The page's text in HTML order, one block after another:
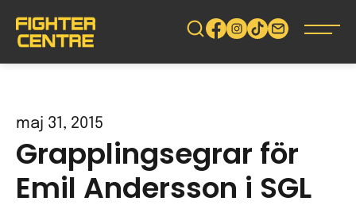
vidare
maj 31, 2015
Grapplingsegrar för
Emil Andersson i SGL